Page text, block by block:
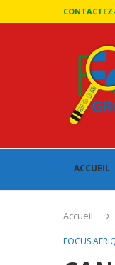
ACCUEIL
Accueil
FOCUS